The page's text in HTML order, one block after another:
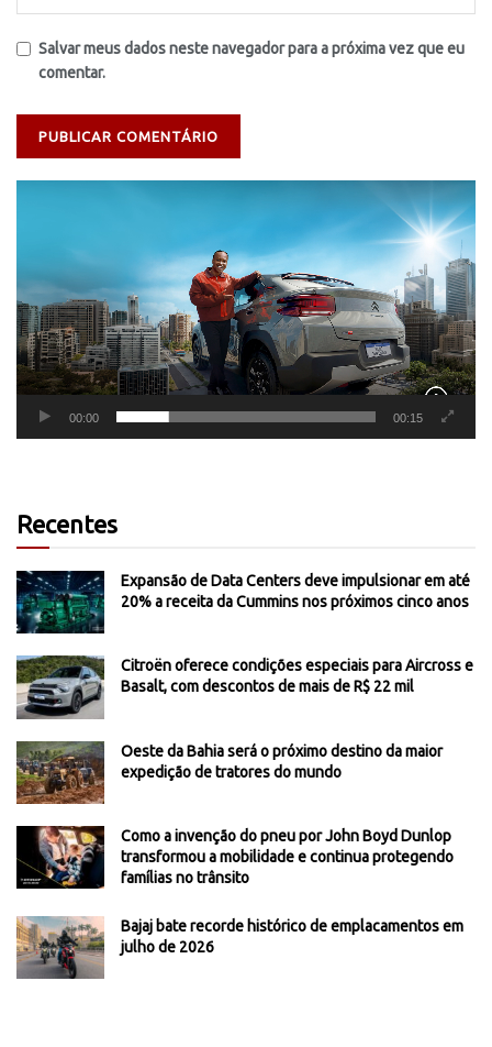
Salvar meus dados neste navegador para a próxima vez que eu
comentar.
00:00 00:15
Recentes
Expansão de Data Centers deve impulsionar em até
20% a receita da Cummins nos próximos cinco anos
Citroën oferece condições especiais para Aircross e
Basalt, com descontos de mais de R$ 22 mil
Oeste da Bahia será o próximo destino da maior
expedição de tratores do mundo
Como a invenção do pneu por John Boyd Dunlop
transformou a mobilidade e continua protegendo
famílias no trânsito
Bajaj bate recorde histórico de emplacamentos em
julho de 2026